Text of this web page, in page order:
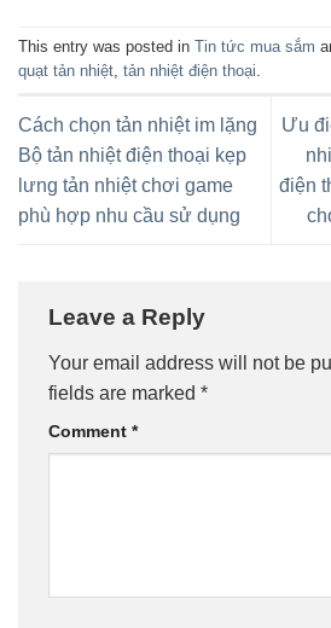
This entry was posted in Tin tức mua sắm
quạt tản nhiệt, tản nhiệt điện thoại.
Cách chọn tản nhiệt im lặng
Bộ tản nhiệt điện thoại kẹp
lưng tản nhiệt chơi game
phù hợp nhu cầu sử dụng
Ưu
điện
Leave a Reply
Your email address will not be
fields are marked *
Comment *